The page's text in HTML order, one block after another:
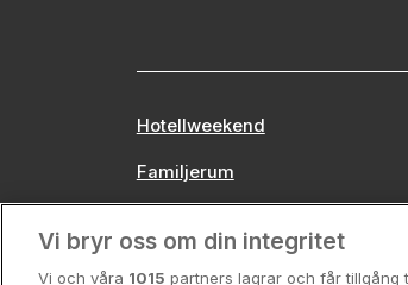
Hotellweekend
Familjerum
Vi bryr oss om din integritet
Vi och våra 1015 partners lagrar och får tillgång